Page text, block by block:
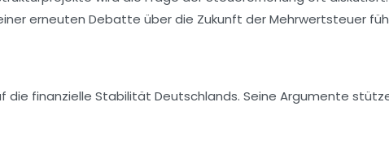
erneuten Debatte über die Zukunft der Mehrwertsteuer
die finanzielle Stabilität Deutschlands. Seine Argumente